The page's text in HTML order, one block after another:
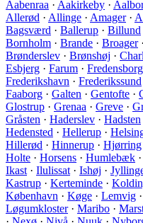
Aabenraa · Aakirkeby ·
Allerød · Allinge · Amager·
Bagsværd · Ballerup · Billund
Bornholm · Brande · Broager·
Brønderslev · Brønshøj ·
Esbjerg · Farum · Fredensborg
Frederikshavn · Frederikssund
Faaborg · Galten · Gentofte ·
Glostrup · Grenaa · Greve ·
Gråsten · Haderslev · Hadsten
Hedensted · Hellerup ·
Hillerød · Hinnerup · Hjørring
Holte · Horsens · Humlebæk ·
Ikast · Ilulissat · Ishøj ·
Kastrup · Kerteminde ·
København · Køge · Lemvig ·
Løgumkloster· Maribo ·